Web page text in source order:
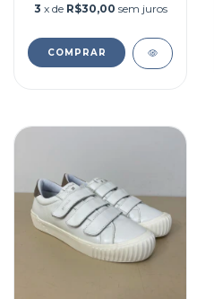
3 x de R$30,00 sem juros
COMPRAR